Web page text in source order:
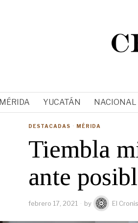
MÉRIDA YUCATÁN NACIONAL
DESTACADAS · MÉRIDA
Tiembla
ante
febrero 17, 2021 by El